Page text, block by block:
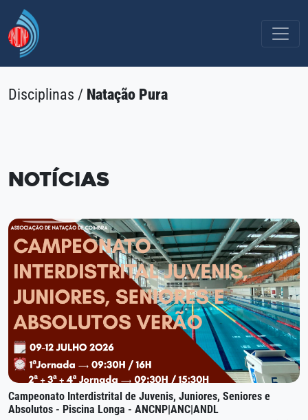
Disciplinas / Natação Pura
Notícias
Campeonato Interdistrital de Juvenis, Juniores, Seniores e
Absolutos - Piscina Longa - ANCNP|ANC|ANDL